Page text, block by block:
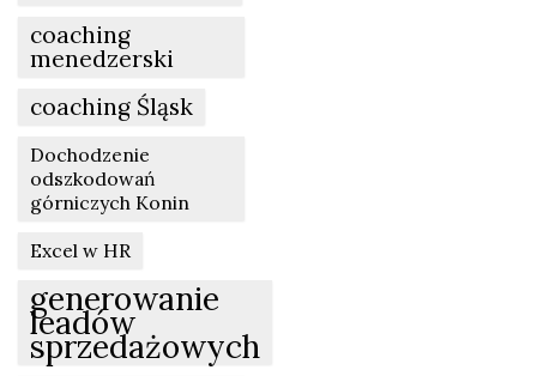
coaching
menedzerski
coaching Śląsk
Dochodzenie
odszkodowań
górniczych Konin
Excel w HR
generowanie
leadów
sprzedażowych